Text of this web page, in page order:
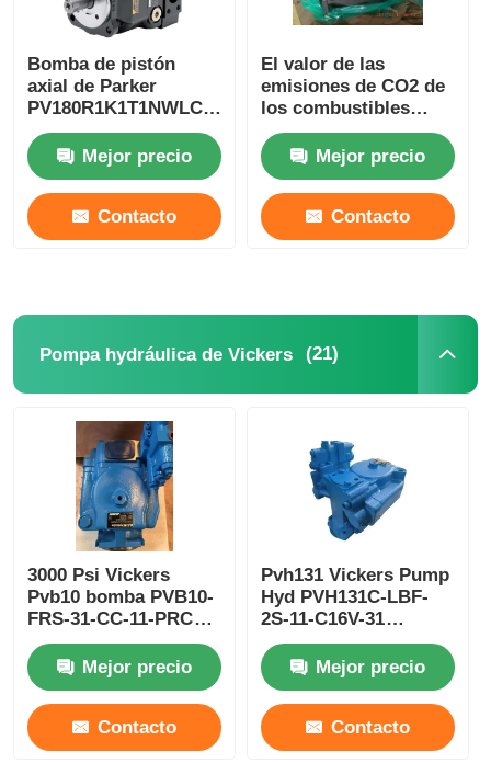
Bomba de pistón
axial de Parker
PV180R1K1T1NWLC
Bomba comercial de
ParkerMejor precio
Contacto
El valor de las
emisiones de CO2 de
los combustibles
fósiles y de los
combustibles fósiles
es el valor de las
emisiones de CO2 de
los combustibles
fósiles y de los
Mejor precio
Contacto
Pompa hydráulica de Vickers (21)
3000 Psi Vickers
Pvb10 bomba PVB10-
FRS-31-CC-11-PRC
Vickers bombas
hidráulicas 210 bar
Mejor precio
Contacto
Pvh131 Vickers Pump
Hyd PVH131C-LBF-
2S-11-C16V-31
PVH131C-LBF-2S-11-
C25V-31 El sistema de
bombeo de hidrógeno
de Vickers se utiliza
para el suministro de
agua a las
Mejor precio
Contacto